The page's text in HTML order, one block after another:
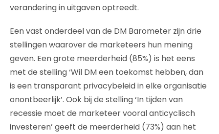
verandering in uitgaven optreedt.
Een vast onderdeel van de DM Barometer zijn drie
stellingen waarover de marketeers hun mening
geven. Een grote meerderheid (85%) is het eens
met de stelling ‘Wil DM een toekomst hebben, dan
is een transparant privacybeleid in elke organisatie
onontbeerlijk’. Ook bij de stelling ‘In tijden van
recessie moet de marketeer vooral anticyclisch
investeren’ geeft de meerderheid (73%) aan het